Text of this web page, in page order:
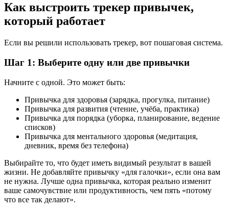
Как выстроить трекер привычек,
который работает
Если вы решили использовать трекер, вот пошаговая система.
Шаг 1: Выберите одну или две привычки
Начните с одной. Это может быть:
Привычка для здоровья (зарядка, прогулка, питание)
Привычка для развития (чтение, учёба, практика)
Привычка для порядка (уборка, планирование, ведение
списков)
Привычка для ментального здоровья (медитация,
дневник, время без телефона)
Выбирайте то, что будет иметь видимый результат в вашей
жизни. Не добавляйте привычку «для галочки», если она вам
не нужна. Лучше одна привычка, которая реально изменит
ваше самочувствие или продуктивность, чем пять «потому
что все так делают».